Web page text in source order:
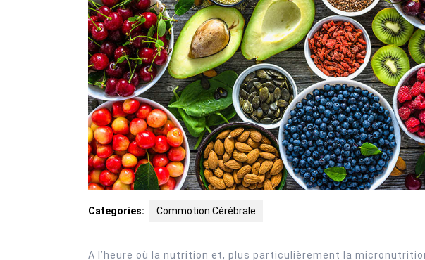
Categories: Commotion Cérébrale
A l’heure où la nutrition et, plus particulièrement la